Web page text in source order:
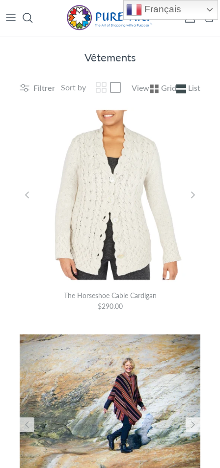
Compte
Vêtements
Filtrer Sort by View Grid List
The Horseshoe Cable Cardigan
$290.00
Français